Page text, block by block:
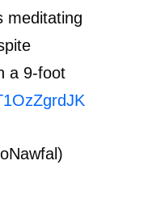
meditating
a 9-foot